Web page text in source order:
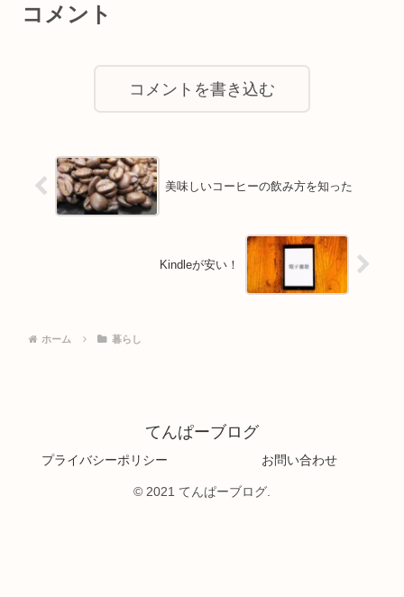
コメント
コメントを書き込む
美味しいコーヒーの飲み方を知った
Kindleが安い！
ホーム 暮らし
てんぱーブログ
プライバシーポリシー お問い合わせ
© 2021 てんぱーブログ.